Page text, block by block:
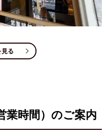
る
時間）のご案内